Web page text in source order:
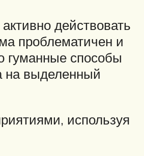
действовать
проблематичен и
гуманные способы
на выделенный
используя